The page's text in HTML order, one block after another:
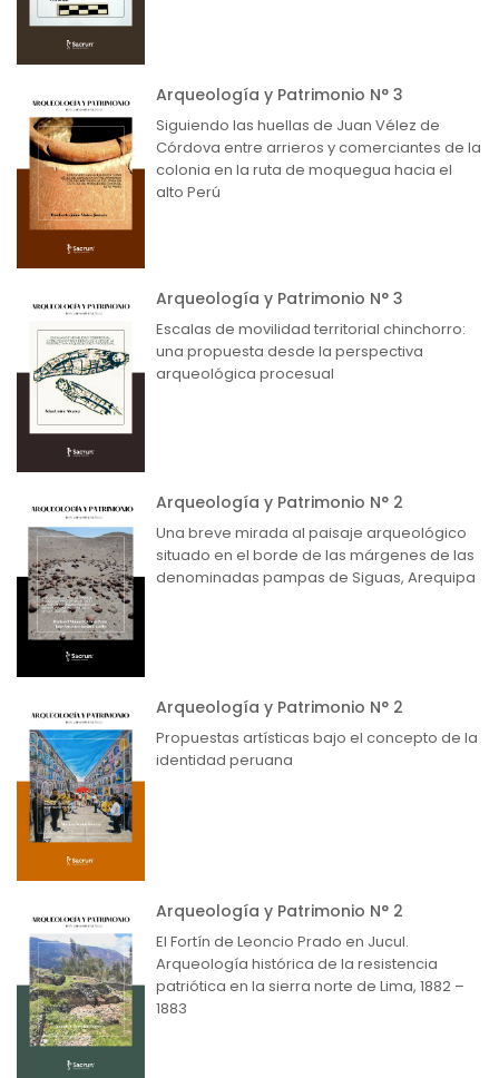
Arqueología y Patrimonio N° 3
Siguiendo las huellas de Juan Vélez de
Córdova entre arrieros y comerciantes de la
colonia en la ruta de moquegua hacia el
alto Perú
Arqueología y Patrimonio N° 3
Escalas de movilidad territorial chinchorro:
una propuesta desde la perspectiva
arqueológica procesual
Arqueología y Patrimonio N° 2
Una breve mirada al paisaje arqueológico
situado en el borde de las márgenes de las
denominadas pampas de Siguas, Arequipa
Arqueología y Patrimonio N° 2
Propuestas artísticas bajo el concepto de la
identidad peruana
Arqueología y Patrimonio N° 2
El Fortín de Leoncio Prado en Jucul.
Arqueología histórica de la resistencia
patriótica en la sierra norte de Lima, 1882 –
1883